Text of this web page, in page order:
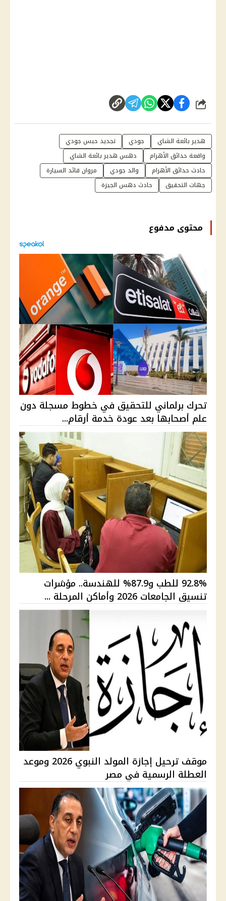
شارك
هدير بائعة الشاي جودي
تجديد حبس جودي
واقعة حدائق الأهرام
دهس هدير بائعة الشاي
حادث حدائق الأهرام
والد جودي
مروان قائد السيارة
جهات التحقيق
حادث دهس الجيزة
محتوى مدفوع
تحرك برلماني للتحقيق في خطوط مسجلة دون
علم أصحابها بعد عودة خدمة أرقام...
92.8% للطب و87.9% للهندسة.. مؤشرات
تنسيق الجامعات 2026 وأماكن المرحلة ...
موقف ترحيل إجازة المولد النبوي 2026 وموعد
العطلة الرسمية في مصر